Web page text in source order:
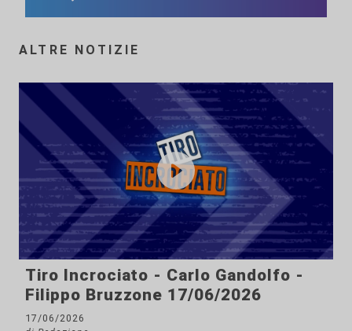
ALTRE NOTIZIE
Tiro Incrociato - Carlo Gandolfo -
Filippo Bruzzone 17/06/2026
17/06/2026